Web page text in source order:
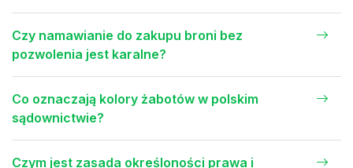
Czy namawianie do zakupu broni bez
pozwolenia jest karalne?
Co oznaczają kolory żabotów w polskim
sądownictwie?
Czym jest zasada określoności prawa i